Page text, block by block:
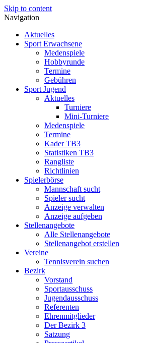
Skip to content
Navigation
Aktuelles
Sport Erwachsene
Medenspiele
Hobbyrunde
Termine
Gebühren
Sport Jugend
Aktuelles
Turniere
Mini-Turniere
Medenspiele
Termine
Kader TB3
Statistiken TB3
Rangliste
Richtlinien
Spielerbörse
Mannschaft sucht
Spieler sucht
Anzeige verwalten
Anzeige aufgeben
Stellenangebote
Alle Stellenangebote
Stellenangebot erstellen
Vereine
Tennisverein suchen
Bezirk
Vorstand
Sportausschuss
Jugendausschuss
Referenten
Ehrenmitglieder
Der Bezirk 3
Satzung